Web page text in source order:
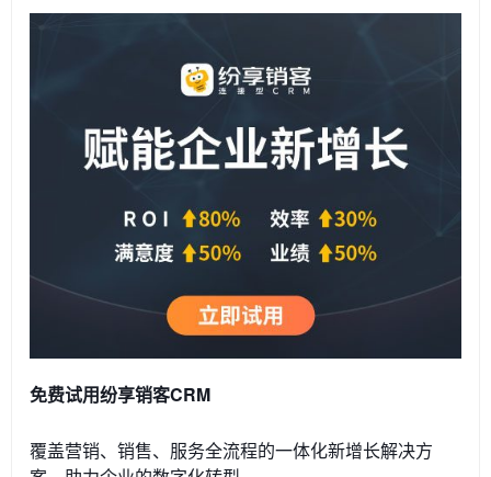
免费试用纷享销客CRM
覆盖营销、销售、服务全流程的一体化新增长解决方